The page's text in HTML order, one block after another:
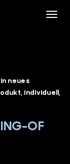
neues
individuell,
OF